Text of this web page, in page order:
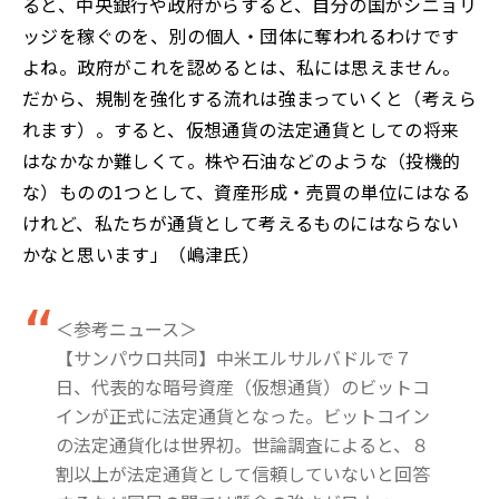
ッジを稼ぐのを、別の個人・団体に奪われるわけです
よね。政府がこれを認めるとは、私には思えません。
だから、規制を強化する流れは強まっていくと（考えら
れます）。すると、仮想通貨の法定通貨としての将来
はなかなか難しくて。株や石油などのような（投機的
な）ものの1つとして、資産形成・売買の単位にはなる
けれど、私たちが通貨として考えるものにはならない
かなと思います」（嶋津氏）
＜参考ニュース＞
【サンパウロ共同】中米エルサルバドルで７
日、代表的な暗号資産（仮想通貨）のビットコ
インが正式に法定通貨となった。ビットコイン
の法定通貨化は世界初。世論調査によると、８
割以上が法定通貨として信頼していないと回答